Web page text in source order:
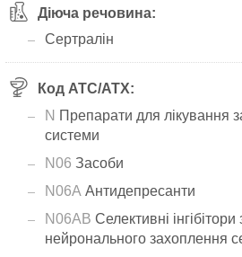
Діюча речовина:
Сертралін
Код АТС/ATX:
N Препарати для лікування
системи
N06 Засоби
N06A Антидепресанти
N06AB Селективні
нейронального захоплення